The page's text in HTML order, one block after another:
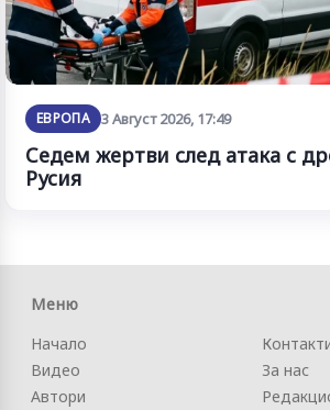
ЕВРОПА 3 Август 2026, 17:49
Седем жертви след атака с
Русия
Меню
Начало
Видео
Автори
За нас